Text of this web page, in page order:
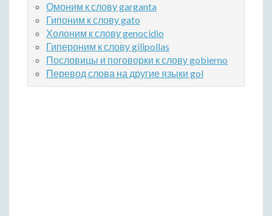
Омоним к слову garganta
Гипоним к слову gato
Холоним к слову genocidio
Гипероним к слову gilipollas
Пословицы и поговорки к слову gobierno
Перевод слова на другие языки gol